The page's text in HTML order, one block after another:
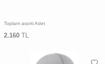
Toplam asorti Adet
2.160 TL